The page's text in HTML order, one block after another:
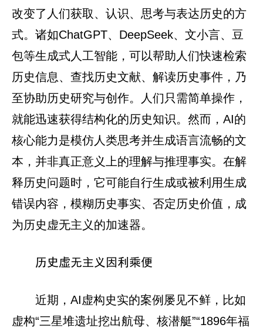
改变了人们获取、认识、思考与表达历史的方
式。诸如ChatGPT、DeepSeek、文小言、豆
包等生成式人工智能，可以帮助人们快速检索
历史信息、查找历史文献、解读历史事件，乃
至协助历史研究与创作。人们只需简单操作，
就能迅速获得结构化的历史知识。然而，AI的
核心能力是模仿人类思考并生成语言流畅的文
本，并非真正意义上的理解与推理事实。在解
释历史问题时，它可能自行生成或被利用生成
错误内容，模糊历史事实、否定历史价值，成
为历史虚无主义的加速器。
历史虚无主义因利乘便
近期，AI虚构史实的案例屡见不鲜，比如
虚构“三星堆遗址挖出航母、核潜艇”“1896年福